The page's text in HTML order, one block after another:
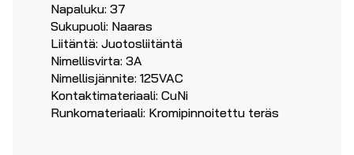
Napaluku: 37
Sukupuoli: Naaras
Liitäntä: Juotosliitäntä
Nimellisvirta: 3A
Nimellisjännite: 125VAC
Kontaktimateriaali: CuNi
Runkomateriaali: Kromipinnoitettu teräs